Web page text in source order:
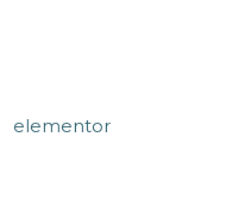
elementor